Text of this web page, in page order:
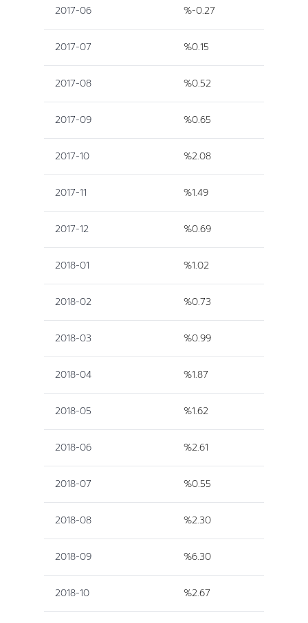
2017-06 %-0.27
2017-07 %0.15
2017-08 %0.52
2017-09 %0.65
2017-10 %2.08
2017-11 %1.49
2017-12 %0.69
2018-01 %1.02
2018-02 %0.73
2018-03 %0.99
2018-04 %1.87
2018-05 %1.62
2018-06 %2.61
2018-07 %0.55
2018-08 %2.30
2018-09 %6.30
2018-10 %2.67